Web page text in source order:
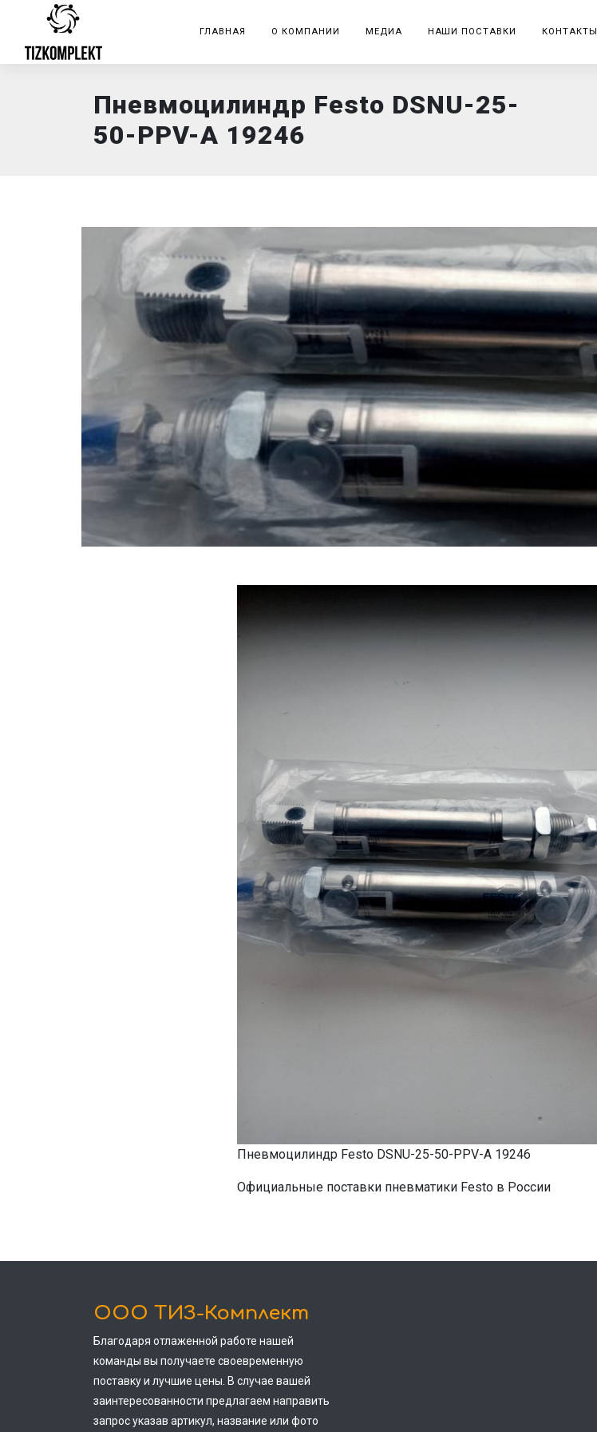
ГЛАВНАЯ О КОМПАНИИ МЕДИА НАШИ ПОСТАВКИ КОНТАКТЫ
Пневмоцилиндр Festo DSNU-25-
50-PPV-A 19246
Пневмоцилиндр Festo DSNU-25-50-PPV-A 19246
Официальные поставки пневматики Festo в России
ООО ТИЗ-Комплект
Благодаря отлаженной работе нашей
команды вы получаете своевременную
поставку и лучшие цены. В случае вашей
заинтересованности предлагаем направить
запрос указав артикул, название или фото